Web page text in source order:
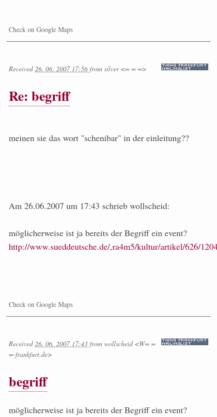
Check on Google Maps
Received26. 06. 2007 17:56 from silver <= = =>
Re: begriff
meinen sie das wort "schenibar" in der einleitung??
Am 26.06.2007 um 17:43 schrieb wollscheid:
möglicherweise ist ja bereits der Begriff ein event?
http://www.sueddeutsche.de/,ra4m5/kultur/artikel/626/
Check on Google Maps
Received26. 06. 2007 17:43 from wollscheid <W= =
=-frankfurt.de>
begriff
möglicherweise ist ja bereits der Begriff ein event?